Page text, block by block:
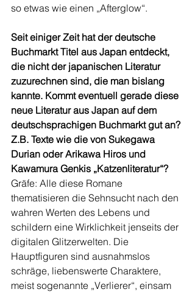
so etwas wie einen „Afterglow“.
Seit einiger Zeit hat der deutsche
Buchmarkt Titel aus Japan entdeckt,
die nicht der japanischen Literatur
zuzurechnen sind, die man bislang
kannte. Kommt eventuell gerade diese
neue Literatur aus Japan auf dem
deutschsprachigen Buchmarkt gut an?
Z.B. Texte wie die von Sukegawa
Durian oder Arikawa Hiros und
Kawamura Genkis „Katzenliteratur“?
Gräfe: Alle diese Romane
thematisieren die Sehnsucht nach den
wahren Werten des Lebens und
schildern eine Wirklichkeit jenseits der
digitalen Glitzerwelten. Die
Hauptfiguren sind ausnahmslos
schräge, liebenswerte Charaktere,
meist sogenannte „Verlierer“, einsam